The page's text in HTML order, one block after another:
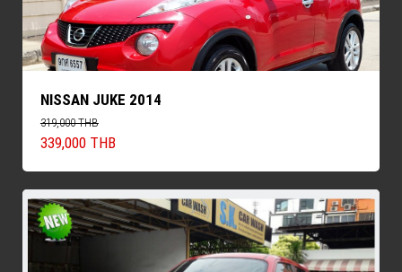
NISSAN JUKE 2014
319,000 THB
339,000 THB